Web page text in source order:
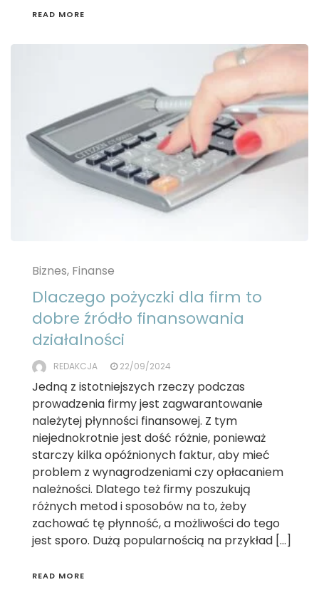
READ MORE
Biznes, Finanse
Dlaczego pożyczki dla firm to
dobre źródło finansowania
działalności
REDAKCJA 22/09/2024
Jedną z istotniejszych rzeczy podczas
prowadzenia firmy jest zagwarantowanie
należytej płynności finansowej. Z tym
niejednokrotnie jest dość różnie, ponieważ
starczy kilka opóźnionych faktur, aby mieć
problem z wynagrodzeniami czy opłacaniem
należności. Dlatego też firmy poszukują
różnych metod i sposobów na to, żeby
zachować tę płynność, a możliwości do tego
jest sporo. Dużą popularnością na przykład […]
READ MORE